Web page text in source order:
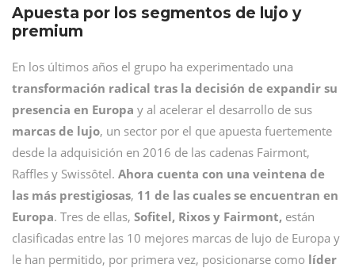
Apuesta por los segmentos de lujo y
premium
En los últimos años el grupo ha experimentado una
transformación radical tras la decisión de expandir su
presencia en Europa y al acelerar el desarrollo de sus
marcas de lujo, un sector por el que apuesta fuertemente
desde la adquisición en 2016 de las cadenas Fairmont,
Raffles y Swissôtel. Ahora cuenta con una veintena de
las más prestigiosas, 11 de las cuales se encuentran en
Europa. Tres de ellas, Sofitel, Rixos y Fairmont, están
clasificadas entre las 10 mejores marcas de lujo de Europa y
le han permitido, por primera vez, posicionarse como líder